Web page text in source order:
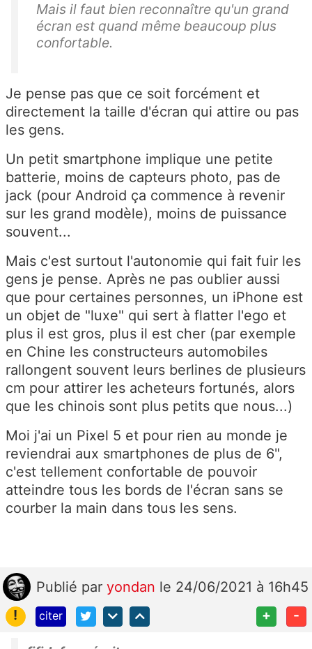
Mais il faut bien reconnaître qu'un grand
écran est quand même beaucoup plus
confortable.
Je pense pas que ce soit forcément et
directement la taille d'écran qui attire ou pas
les gens.
Un petit smartphone implique une petite
batterie, moins de capteurs photo, pas de
jack (pour Android ça commence à revenir
sur les grand modèle), moins de puissance
souvent...
Mais c'est surtout l'autonomie qui fait fuir les
gens je pense. Après ne pas oublier aussi
que pour certaines personnes, un iPhone est
un objet de "luxe" qui sert à flatter l'ego et
plus il est gros, plus il est cher (par exemple
en Chine les constructeurs automobiles
rallongent souvent leurs berlines de plusieurs
cm pour attirer les acheteurs fortunés, alors
que les chinois sont plus petits que nous...)
Moi j'ai un Pixel 5 et pour rien au monde je
reviendrai aux smartphones de plus de 6",
c'est tellement confortable de pouvoir
atteindre tous les bords de l'écran sans se
courber la main dans tous les sens.
Publié par yondan le 24/06/2021 à 16h45
!
citer + -